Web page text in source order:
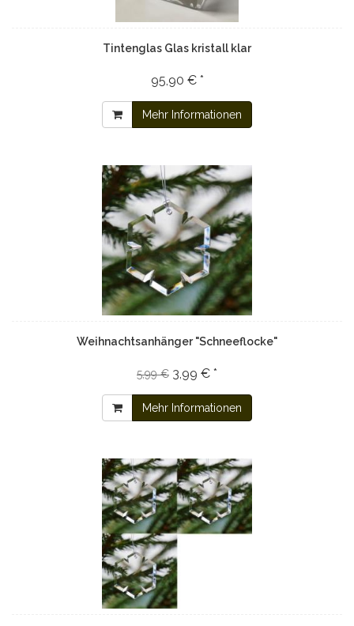
Tintenglas Glas kristall klar
95,90 € *
Mehr Informationen
Weihnachtsanhänger "Schneeflocke"
5,99 € 3,99 € *
Mehr Informationen